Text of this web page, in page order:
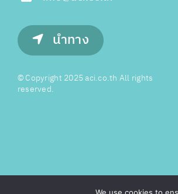
นำทาง
© Copyright 2025 aci.co.th All rights
reserved.